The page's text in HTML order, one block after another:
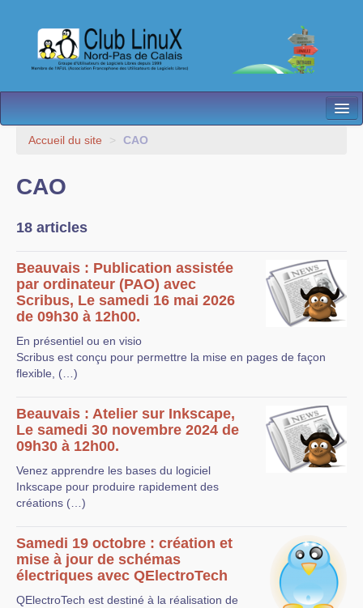
L’Association
Contact
Les antennes
Espace membres
Accueil du site > CAO
CAO
18 articles
Beauvais : Publication assistée
par ordinateur (PAO) avec
Scribus, Le samedi 16 mai 2026
de 09h30 à 12h00.
En présentiel ou en visio
Scribus est conçu pour permettre la mise en pages de façon
flexible, (…)
Beauvais : Atelier sur Inkscape,
Le samedi 30 novembre 2024 de
09h30 à 12h00.
Venez apprendre les bases du logiciel
Inkscape pour produire rapidement des
créations (…)
Samedi 19 octobre : création et
mise à jour de schémas
électriques avec QElectroTech
QElectroTech est destiné à la réalisation de